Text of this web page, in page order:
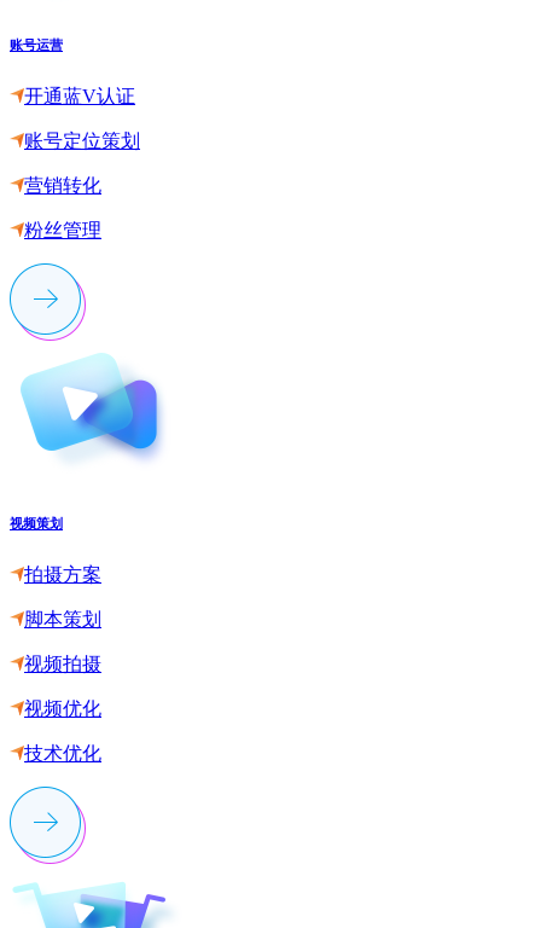
账号运营
开通蓝V认证
账号定位策划
营销转化
粉丝管理
视频策划
拍摄方案
脚本策划
视频拍摄
视频优化
技术优化